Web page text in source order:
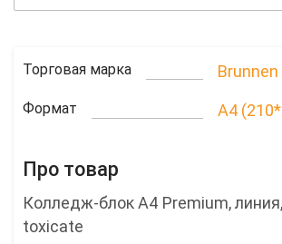
Торговая марка Brunnen
Формат A4
Про товар
Колледж-блок А4 Premium,
toxicate